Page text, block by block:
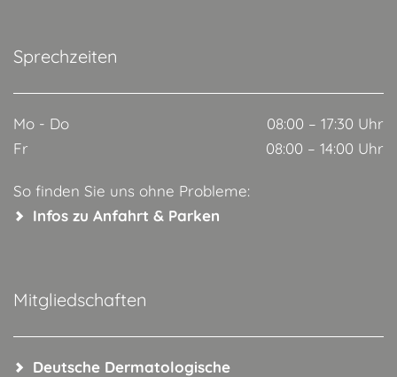
Sprechzeiten
Mo - Do
08:00 – 17:30 Uhr
Fr
08:00 – 14:00 Uhr
So finden Sie uns ohne Probleme:
Infos zu Anfahrt & Parken
Mitgliedschaften
Deutsche Dermatologische